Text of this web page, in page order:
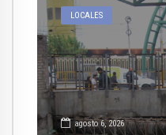
LOCALES
agosto 6, 2026